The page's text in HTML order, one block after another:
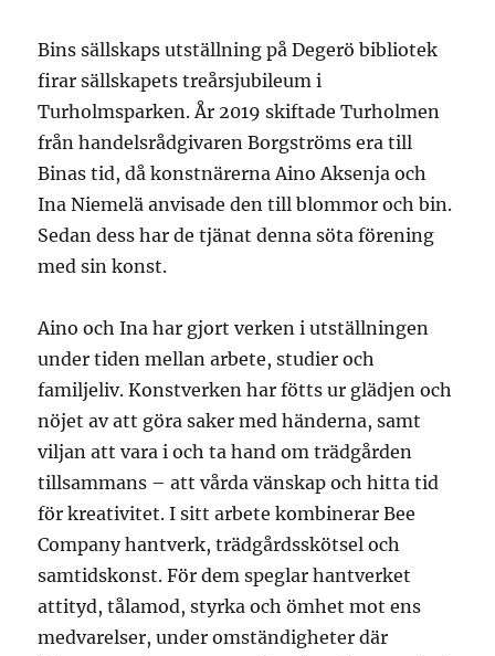
Bins sällskaps utställning på Degerö bibliotek
firar sällskapets treårsjubileum i
Turholmsparken. År 2019 skiftade Turholmen
från handelsrådgivaren Borgströms era till
Binas tid, då konstnärerna Aino Aksenja och
Ina Niemelä anvisade den till blommor och bin.
Sedan dess har de tjänat denna söta förening
med sin konst.
Aino och Ina har gjort verken i utställningen
under tiden mellan arbete, studier och
familjeliv. Konstverken har fötts ur glädjen och
nöjet av att göra saker med händerna, samt
viljan att vara i och ta hand om trädgården
tillsammans – att vårda vänskap och hitta tid
för kreativitet. I sitt arbete kombinerar Bee
Company hantverk, trädgårdsskötsel och
samtidskonst. För dem speglar hantverket
attityd, tålamod, styrka och ömhet mot ens
medvarelser, under omständigheter där